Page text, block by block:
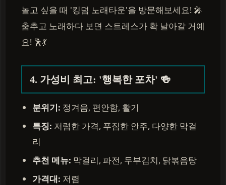
놀고 싶을 때 '킹덤 노래타운'을 방문해보세요! 🎤
춤추고 노래하다 보면 스트레스가 확 날아갈 거예
요! 🕺💃
4. 가성비 최고: '행복한 포차' 🍻
분위기: 정겨움, 편안함, 활기
특징: 저렴한 가격, 푸짐한 안주, 다양한 막걸
리
추천 메뉴: 막걸리, 파전, 두부김치, 닭볶음탕
가격대: 저렴